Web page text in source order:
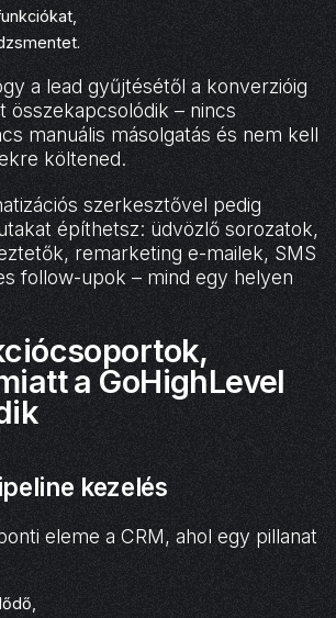
a lead gyűjtésétől a konverzióig
összekapcsolódik – nincs
manuális másolgatás és nem kell
költened.
szerkesztővel pedig
építhetsz: üdvözlő sorozatok,
remarketing e-mailek, SMS
follow-upok – mind egy helyen
a GoHighLevel
kezelés
eleme a CRM, ahol egy pillanat